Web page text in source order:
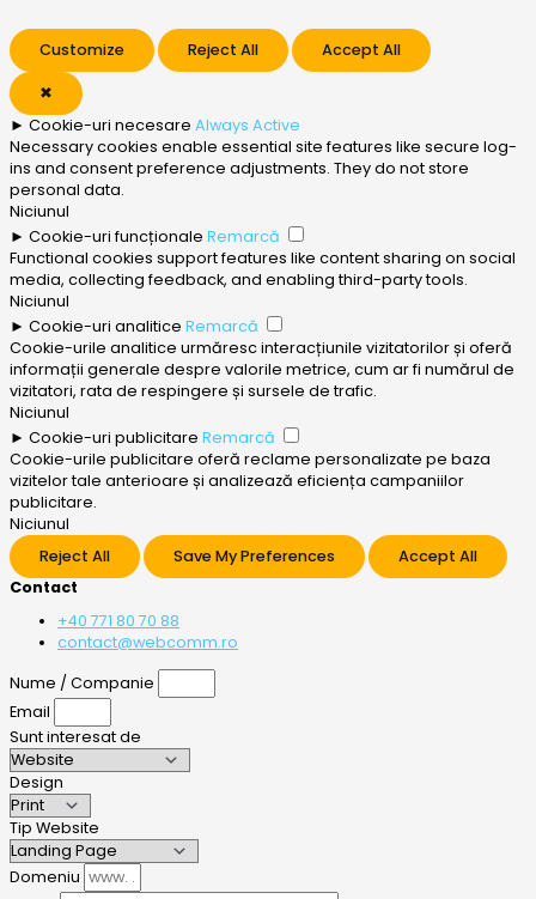
Customize Reject All Accept All
✖
► Cookie-uri necesare Always Active
Necessary cookies enable essential site features like secure log-
ins and consent preference adjustments. They do not store
personal data.
Niciunul
► Cookie-uri funcționale Remarcă
Functional cookies support features like content sharing on social
media, collecting feedback, and enabling third-party tools.
Niciunul
► Cookie-uri analitice Remarcă
Cookie-urile analitice urmăresc interacțiunile vizitatorilor și oferă
informații generale despre valorile metrice, cum ar fi numărul de
vizitatori, rata de respingere și sursele de trafic.
Niciunul
► Cookie-uri publicitare Remarcă
Cookie-urile publicitare oferă reclame personalizate pe baza
vizitelor tale anterioare și analizează eficiența campaniilor
publicitare.
Niciunul
Reject All
Save My Preferences
Accept All
Contact
+40 771 80 70 88
contact@webcomm.ro
Nume / Companie
Email
Sunt interesat de
Design
Tip Website
Domeniu